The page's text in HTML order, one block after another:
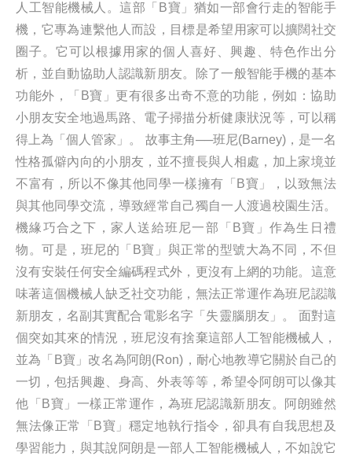
人工智能機械人。這部「B寶」猶如一部會行走的智能手
機，它專為連繫他人而設，目標是希望用家可以擴闊社交
圈子。它可以根據用家的個人喜好、興趣、特色作出分
析，並自動協助人認識新朋友。除了一般智能手機的基本
功能外，「B寶」更有很多出奇不意的功能，例如：協助
小朋友安全地過馬路、電子掃描分析健康狀況等，可以稱
得上為「個人管家」。 故事主角──班尼(Barney)，是一名
性格孤僻內向的小朋友，並不擅長與人相處，加上家境並
不富有，所以不像其他同學一樣擁有「B寶」，以致無法
與其他同學交流，導致經常自己獨自一人渡過校園生活。
機緣巧合之下，家人送給班尼一部「B寶」作為生日禮
物。可是，班尼的「B寶」與正常的型號大為不同，不但
沒有安裝任何安全編碼程式外，更沒有上網的功能。這意
味著這個機械人缺乏社交功能，無法正常運作為班尼認識
新朋友，名副其實配合電影名字「失靈腦朋友」。 面對這
個突如其來的情況，班尼沒有捨棄這部人工智能機械人，
並為「B寶」改名為阿朗(Ron)，耐心地教導它關於自己的
一切，包括興趣、身高、外表等等，希望令阿朗可以像其
他「B寶」一樣正常運作，為班尼認識新朋友。阿朗雖然
無法像正常「B寶」穩定地執行指令，卻具有自我思想及
學習能力，與其說阿朗是一部人工智能機械人，不如說它